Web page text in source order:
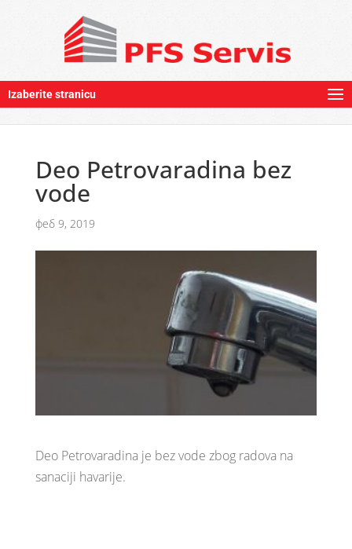
Izaberite stranicu
Deo Petrovaradina bez
vode
феб 9, 2019
Deo Petrovaradina je bez vode zbog radova na
sanaciji havarije.